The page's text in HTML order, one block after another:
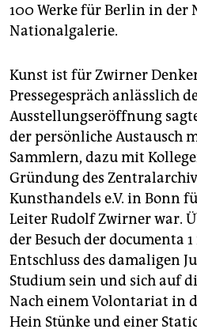
100 Werke für Berlin in der
Nationalgalerie.
Kunst ist für Zwirner
Pressegespräch anlässlich
Ausstellungseröffnung
der persönliche Austausch
Sammlern, dazu mit
Gründung des
Kunsthandels e.V. in Bonn
Leiter Rudolf Zwirner war.
der Besuch der documenta
Entschluss des damaligen
Studium sein und sich auf
Nach einem Volontariat in
Hein Stünke und einer